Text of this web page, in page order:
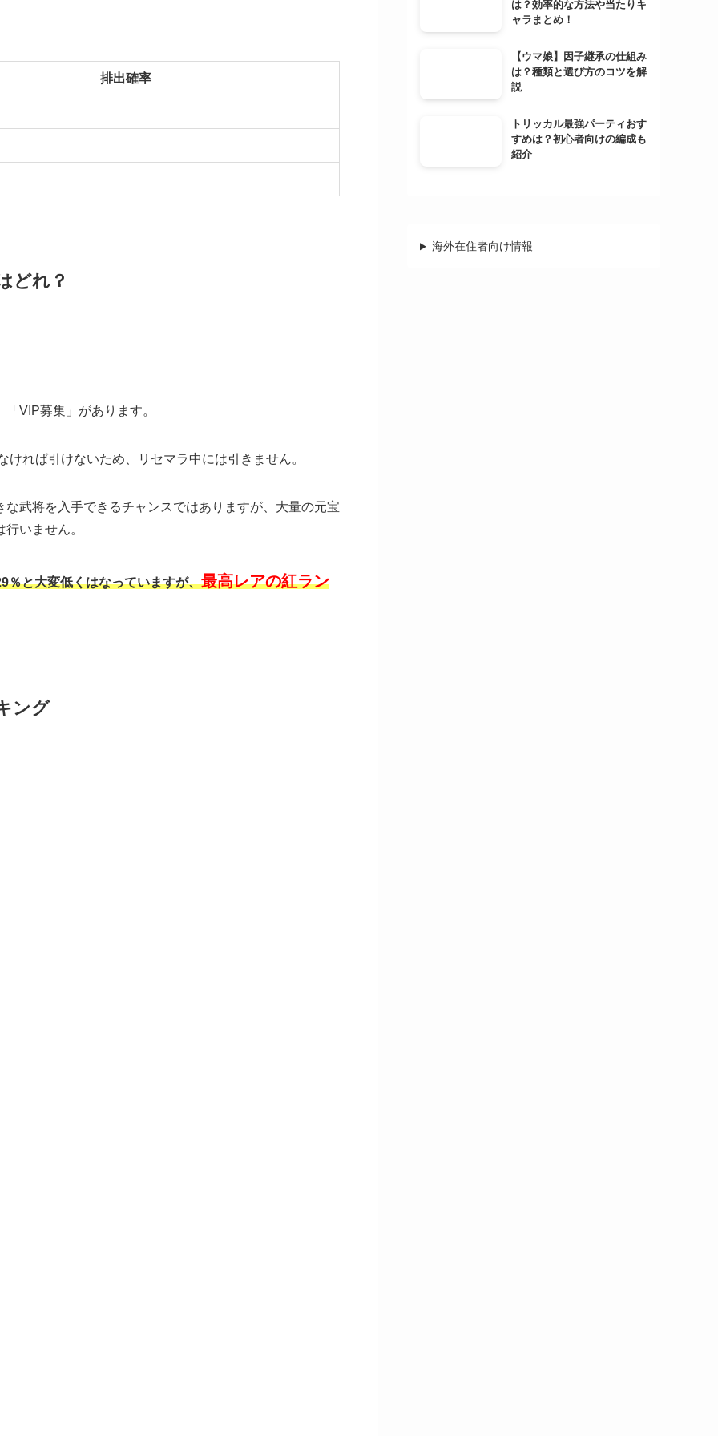
排出確率
どれ？
VIP募集」があります。
れば引けないため、リセマラ中には引きません。
武将を入手できるチャンスではありますが、大量の元宝
いません。
％と大変低くはなっていますが、最高レアの紅ラン
ング
は？効率的な方法や当たりキ
ャラまとめ！
【ウマ娘】因子継承の仕組み
は？種類と選び方のコツを解
説
トリッカル最強パーティおす
すめは？初心者向けの編成も
紹介
海外在住者向け情報